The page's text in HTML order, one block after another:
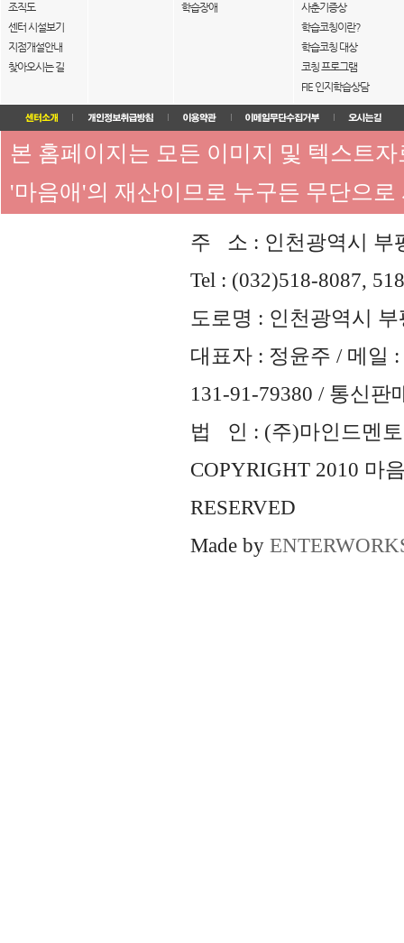
조직도
센터 시설보기
지점개설안내
찾아오시는 길
학습장애
사춘기증상
학습코칭이란?
학습코칭 대상
코칭 프로그램
FIE 인지학습상담
본 홈페이지는 모든 이미지 및 텍스트
'마음애'의 재산이므로 누구든 무단으
주 소 : 인천광역시 부
Tel : (032)518-8087,
도로명 : 인천광역시
대표자 : 정윤주 / 메일 :
131-91-79380 / 통신판
법 인 : (주)마인드멘토
COPYRIGHT 2010 마
RESERVED
Made by